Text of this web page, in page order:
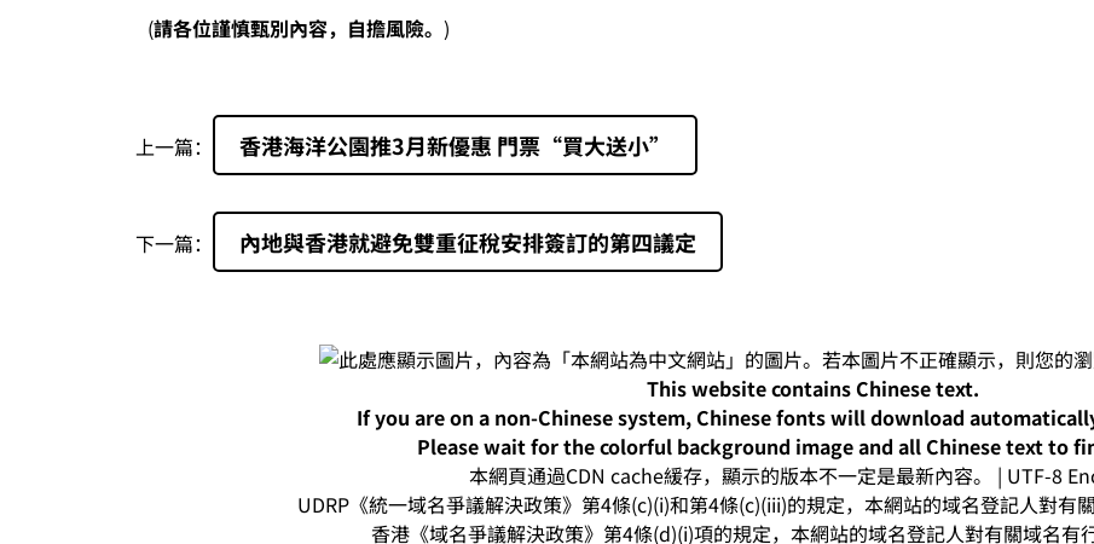
(請各位謹慎甄別內容，自擔風險。 )
上一篇： 香港海洋公園推3月新優惠 門票“買大送小”
下一篇： 內地與香港就避免雙重征稅安排簽訂的第四議定
This website contains Chinese text.
If you are on a non-Chinese system, Chinese fonts will download
Please wait for the colorful background image and all Chinese text to
本網頁通過CDN cache緩存，顯示的版本不一定是最新內容。 | UTF-8
UDRP《統一域名爭議解決政策》第4條(c)(i)和第4條(c)(iii)的規定，本網站的域名登記人對有
香港《域名爭議解決政策》第4條(d)(i)項的規定，本網站的域名登記人對有關域名有